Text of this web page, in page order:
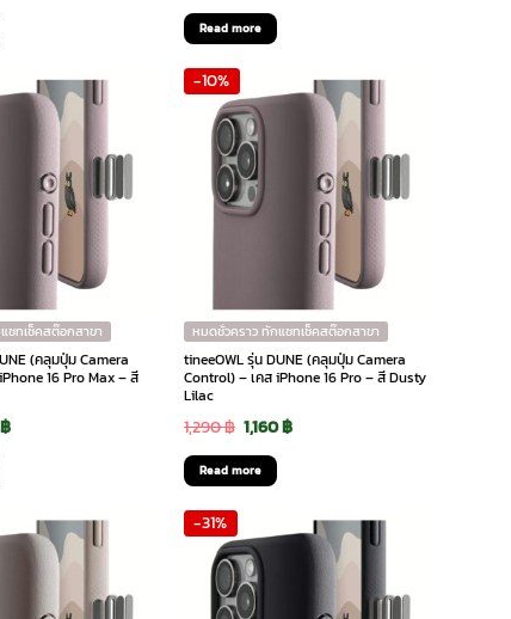
990 ฿.
price
was:
990 ฿.
Read more
ชทเช็คสต๊อกสาขา
(คลุมปุ่ม Camera
16 Pro Max – สี
฿Current
1,161 ฿.
-10%
หมดชั่วคราว ทักแชทเช็คสต๊อกสาขา
tineeOWL รุ่น DUNE (คลุมปุ่ม Camera
Control) – เคส iPhone 16 Pro – สี Dusty
Lilac
1,290฿ Original
price
was:
1,160฿Current
1,160 ฿.
Read more
-31%